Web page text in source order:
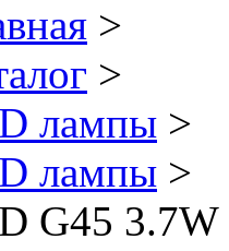
>
>
лампы >
лампы >
G45